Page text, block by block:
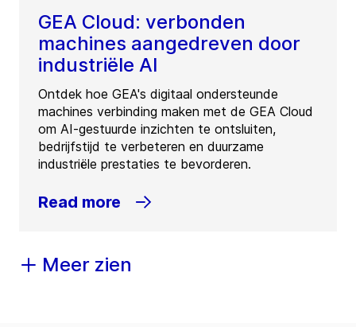
GEA Cloud: verbonden
machines aangedreven door
industriële AI
Ontdek hoe GEA's digitaal ondersteunde
machines verbinding maken met de GEA Cloud
om AI-gestuurde inzichten te ontsluiten,
bedrijfstijd te verbeteren en duurzame
industriële prestaties te bevorderen.
Read more
Meer zien